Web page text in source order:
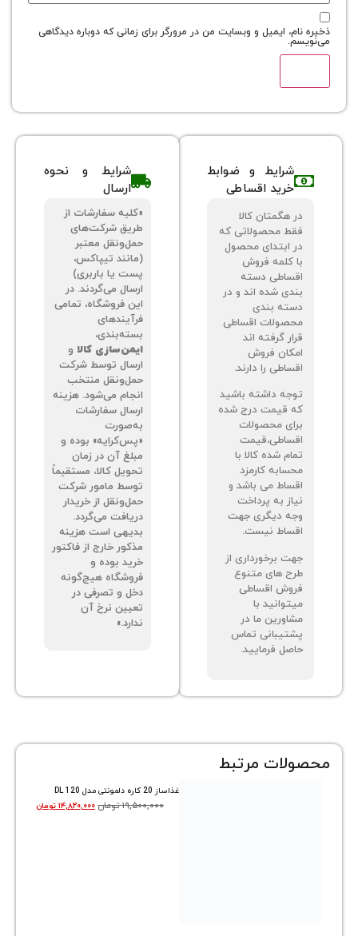
ذخیره نام، ایمیل و وبسایت من در مرورگر برای زمانی که دوباره دیدگاهی
می‌نویسم.
شرایط و ضوابط
خرید اقساطی
در هگمتان کالا
فقط محصولاتی که
در ابتدای محصول
با کلمه فروش
اقساطی دسته
بندی شده اند و در
دسته بندی
محصولات اقساطی
قرار گرفته اند
امکان فروش
اقساطی را دارند.
توجه داشته باشید
که قیمت درج شده
برای محصولات
اقساطی،قیمت
تمام شده کالا با
محسابه کارمزد
اقساط می باشد و
نیاز به پرداخت
وجه دیگری جهت
اقساط نیست.
جهت برخورداری از
طرح های متنوع
فروش اقساطی
میتوانید با
مشاورین ما در
پشتیبانی تماس
حاصل فرمایید.
شرایط و نحوه
ارسال
«کلیه سفارشات از
طریق شرکت‌های
حمل‌ونقل معتبر
(مانند تیپاکس،
پست یا باربری)
ارسال می‌گردند. در
این فروشگاه، تمامی
فرآیندهای
بسته‌بندی،
ایمن‌سازی کالا و
ارسال توسط شرکت
حمل‌ونقل منتخب
انجام می‌شود. هزینه
ارسال سفارشات
به‌صورت
«پس‌کرایه» بوده و
مبلغ آن در زمان
تحویل کالا، مستقیماً
توسط مامور شرکت
حمل‌ونقل از خریدار
دریافت می‌گردد.
بدیهی است هزینه
مذکور خارج از فاکتور
خرید بوده و
فروشگاه هیچ‌گونه
دخل و تصرفی در
تعیین نرخ آن
ندارد.»
محصولات مرتبط
غذاساز 20 کاره دلمونتی مدل DL 120
۱۹,۵۰۰,۰۰۰تومان ۱۴,۸۲۰,۰۰۰ تومان